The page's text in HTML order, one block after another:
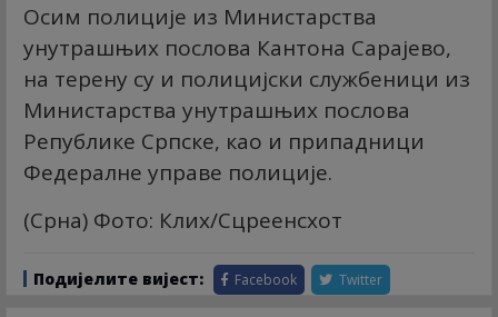
Осим полиције из Министарства
унутрашњих послова Кантона Сарајево,
на терену су и полицијски службеници из
Министарства унутрашњих послова
Републике Српске, као и припадници
Федералне управе полиције.
(Срна) Фото: Клиx/Сцреенсхот
Подијелите вијест: Facebook Twitter